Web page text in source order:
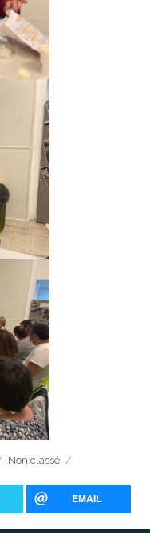
Catégories
Non classé
EMAIL